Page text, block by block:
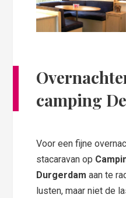
camping
Voor een fijne
stacaravan op
Durgerdam aan te
lusten, maar niet de